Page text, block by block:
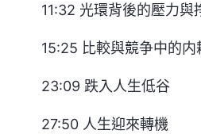
11:32 光環背後的壓力與
15:25 比較與競争中的内
23:09 跌入人生低谷
27:50 人生迎來轉機